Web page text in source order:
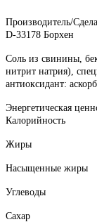
Производитель/
D-33178 Борхен
Соль из свинины,
нитрит натрия),
антиоксидант: